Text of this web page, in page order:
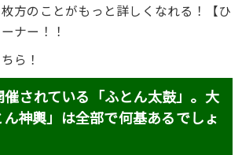
方のことがもっと詳しくなれる！【ひ
ナー！！
ら！
催されている「ふとん太鼓」。大
神輿」は全部で何基あるでしょ